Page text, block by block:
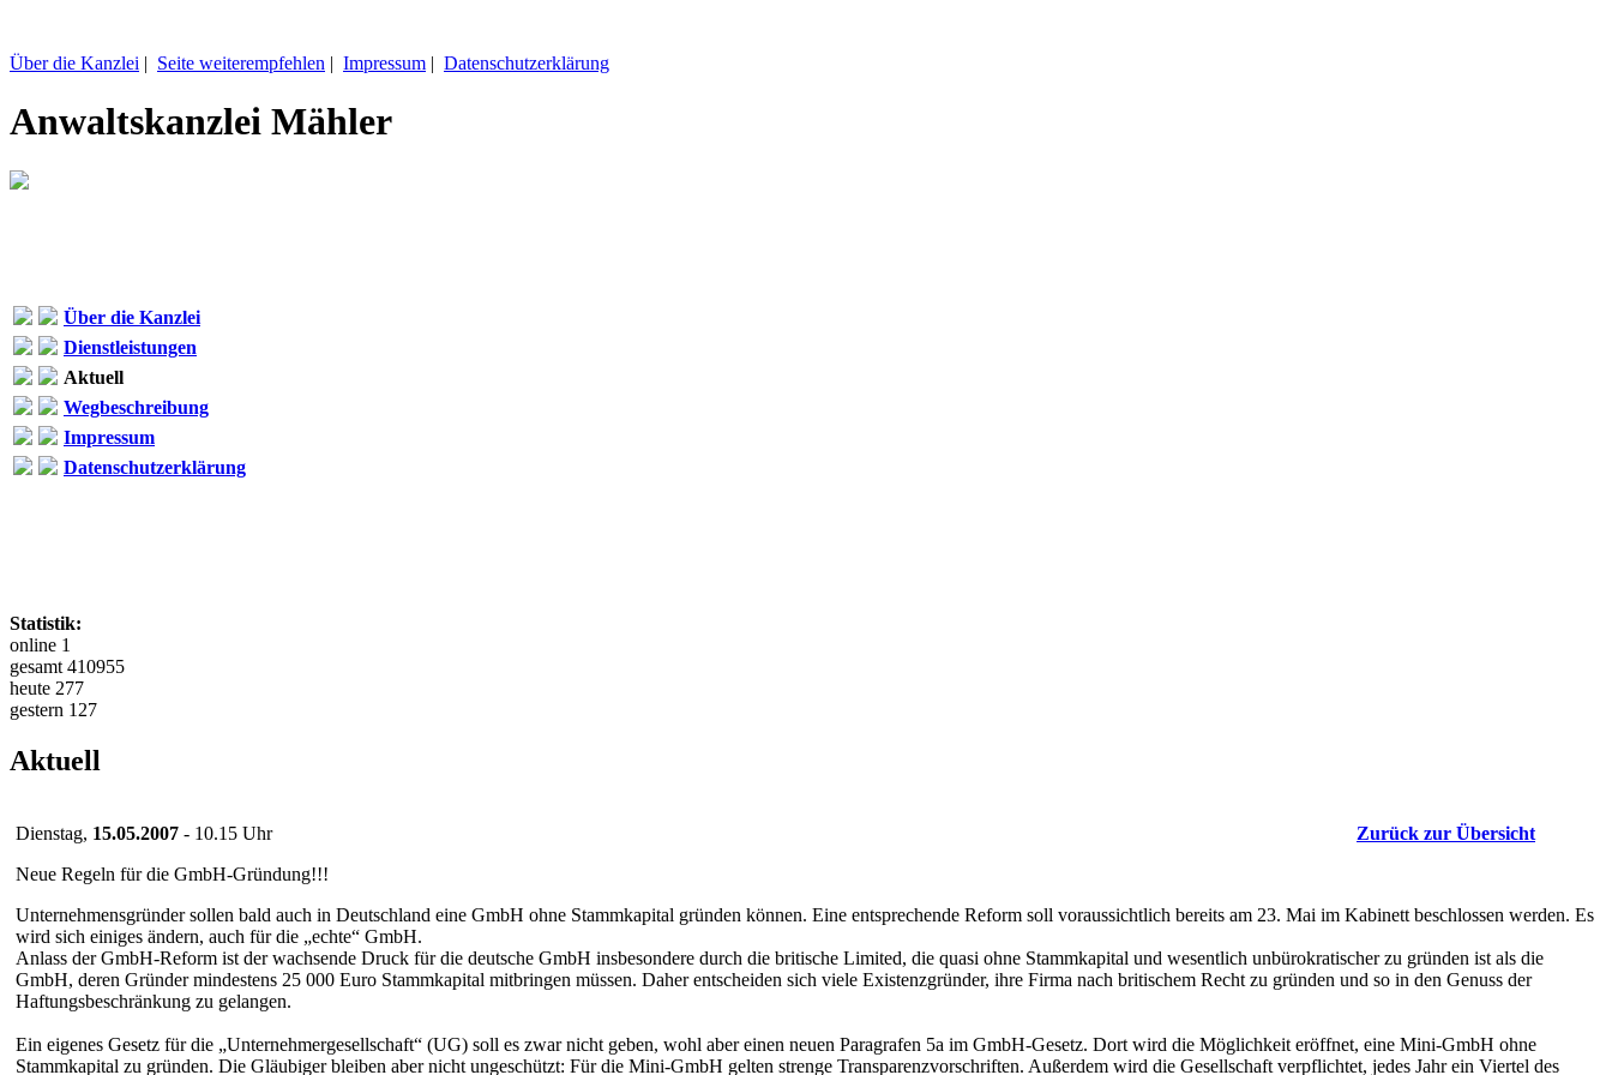
Über die Kanzlei | Seite weiterempfehlen | Impressum | Datenschutzerklärung
Anwaltskanzlei Mähler
Über die Kanzlei
Dienstleistungen
Aktuell
Wegbeschreibung
Impressum
Datenschutzerklärung
Statistik:
online 1
gesamt 410955
heute 277
gestern 127
Aktuell
Dienstag, 15.05.2007 - 10.15 Uhr
Zurück zur Übersicht
Neue Regeln für die GmbH-Gründung!!!
Unternehmensgründer sollen bald auch in Deutschland eine GmbH ohne Stammkapital gründen können. Eine entsprechende Reform soll voraussichtlich bereits am 23. Mai im Kabinett beschlossen werden. Es
wird sich einiges ändern, auch für die „echte“ GmbH.
Anlass der GmbH-Reform ist der wachsende Druck für die deutsche GmbH insbesondere durch die britische Limited, die quasi ohne Stammkapital und wesentlich unbürokratischer zu gründen ist als die
GmbH, deren Gründer mindestens 25 000 Euro Stammkapital mitbringen müssen. Daher entscheiden sich viele Existenzgründer, ihre Firma nach britischem Recht zu gründen und so in den Genuss der
Haftungsbeschränkung zu gelangen.
Ein eigenes Gesetz für die „Unternehmergesellschaft“ (UG) soll es zwar nicht geben, wohl aber einen neuen Paragrafen 5a im GmbH-Gesetz. Dort wird die Möglichkeit eröffnet, eine Mini-GmbH ohne
Stammkapital zu gründen. Die Gläubiger bleiben aber nicht ungeschützt: Für die Mini-GmbH gelten strenge Transparenzvorschriften. Außerdem wird die Gesellschaft verpflichtet, jedes Jahr ein Viertel des